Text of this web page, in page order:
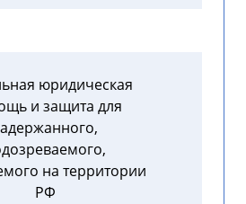
юридическая
и защита для
на территории
РФ